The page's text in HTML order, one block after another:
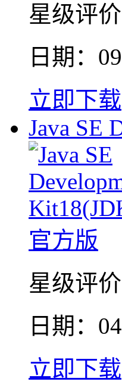
星级评
日期：
立即下载
Java SE
星级评
日期：
立即下载